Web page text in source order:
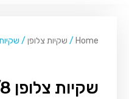
Home
/ שקיות צלופן / שקיות צלופן
שקיות צלופן 6/8 עם פס דבק